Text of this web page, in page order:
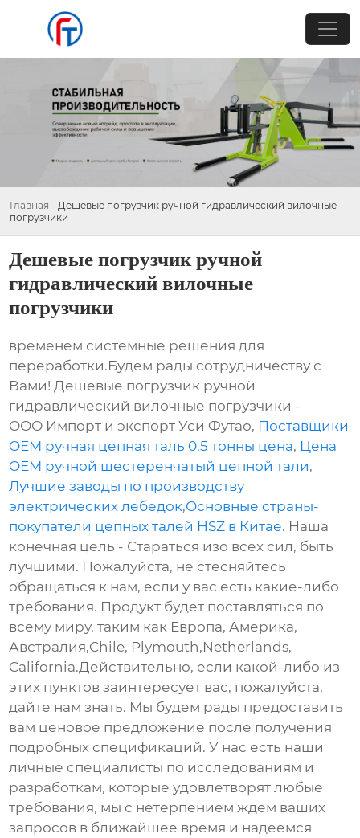
Главная - Дешевые погрузчик ручной гидравлический вилочные
погрузчики
Дешевые погрузчик ручной
гидравлический вилочные
погрузчики
временем системные решения для
переработки.Будем рады сотрудничеству с
Вами! Дешевые погрузчик ручной
гидравлический вилочные погрузчики -
ООО Импорт и экспорт Уси Футао, Поставщики
OEM ручная цепная таль 0.5 тонны цена, Цена
OEM ручной шестеренчатый цепной тали,
Лучшие заводы по производству
электрических лебедок,Основные страны-
покупатели цепных талей HSZ в Китае. Наша
конечная цель - Стараться изо всех сил, быть
лучшими. Пожалуйста, не стесняйтесь
обращаться к нам, если у вас есть какие-либо
требования. Продукт будет поставляться по
всему миру, таким как Европа, Америка,
Австралия,Chile, Plymouth,Netherlands,
California.Действительно, если какой-либо из
этих пунктов заинтересует вас, пожалуйста,
дайте нам знать. Мы будем рады предоставить
вам ценовое предложение после получения
подробных спецификаций. У нас есть наши
личные специалисты по исследованиям и
разработкам, которые удовлетворят любые
требования, мы с нетерпением ждем ваших
запросов в ближайшее время и надеемся